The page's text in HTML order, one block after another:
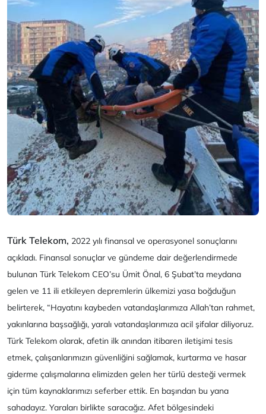
Türk Telekom, 2022 yılı finansal ve operasyonel sonuçlarını
açıkladı. Finansal sonuçlar ve gündeme dair değerlendirmede
bulunan Türk Telekom CEO’su Ümit Önal, 6 Şubat’ta meydana
gelen ve 11 ili etkileyen depremlerin ülkemizi yasa boğduğun
belirterek, “Hayatını kaybeden vatandaşlarımıza Allah’tan rahmet,
yakınlarına başsağlığı, yaralı vatandaşlarımıza acil şifalar diliyoruz.
Türk Telekom olarak, afetin ilk anından itibaren iletişimi tesis
etmek, çalışanlarımızın güvenliğini sağlamak, kurtarma ve hasar
giderme çalışmalarına elimizden gelen her türlü desteği vermek
için tüm kaynaklarımızı seferber ettik. En başından bu yana
sahadayız. Yaraları birlikte saracağız. Afet bölgesindeki